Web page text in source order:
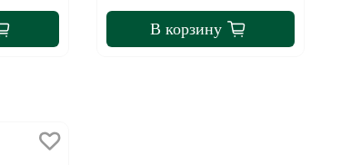
В корзину